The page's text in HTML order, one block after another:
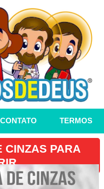
CONTATO TERMOS
CINZAS PARA